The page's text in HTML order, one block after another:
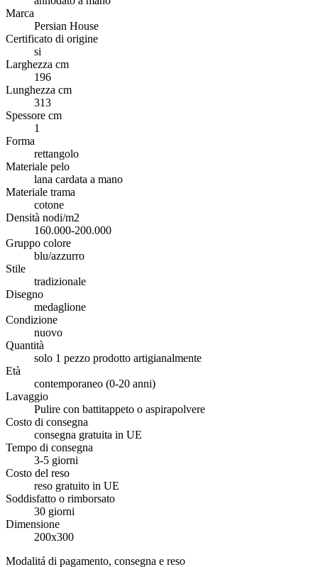
Marca
Persian House
Certificato di origine
si
Larghezza cm
196
Lunghezza cm
313
Spessore cm
1
Forma
rettangolo
Materiale pelo
lana cardata a mano
Materiale trama
cotone
Densità nodi/m2
160.000-200.000
Gruppo colore
blu/azzurro
Stile
tradizionale
Disegno
medaglione
Condizione
nuovo
Quantità
solo 1 pezzo prodotto artigianalmente
Età
contemporaneo (0-20 anni)
Lavaggio
Pulire con battitappeto o aspirapolvere
Costo di consegna
consegna gratuita in UE
Tempo di consegna
3-5 giorni
Costo del reso
reso gratuito in UE
Soddisfatto o rimborsato
30 giorni
Dimensione
200x300
Modalitá di pagamento, consegna e reso